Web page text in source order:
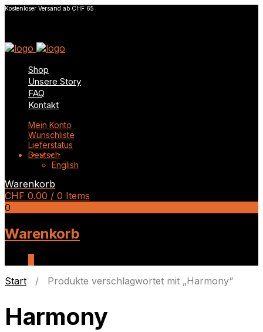
Kostenloser Versand ab CHF 65
Shop
Unsere Story
FAQ
Kontakt
Mein Konto
Wunschliste
Lieferstatus
Deutsch
English
Warenkorb
CHF 0.00 / 0 Items
0
Warenkorb
Start / Produkte verschlagwortet mit „Harmony“
Harmony